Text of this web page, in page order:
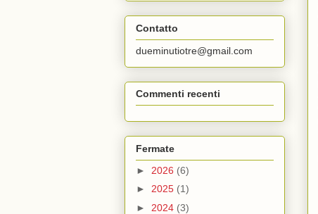
Contatto
dueminutiotre@gmail.com
Commenti recenti
Fermate
► 2026 (6)
► 2025 (1)
► 2024 (3)